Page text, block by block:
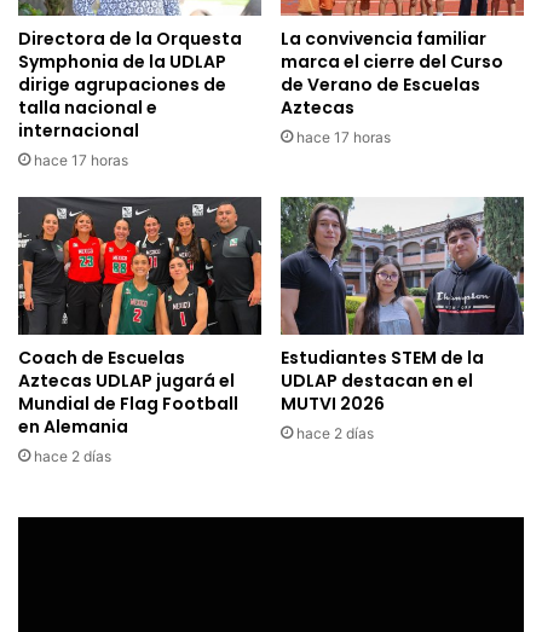
Directora de la Orquesta
Symphonia de la UDLAP
dirige agrupaciones de
talla nacional e
internacional
hace 17 horas
La convivencia familiar
marca el cierre del Curso
de Verano de Escuelas
Aztecas
hace 17 horas
Coach de Escuelas
Aztecas UDLAP jugará el
Mundial de Flag Football
en Alemania
hace 2 días
Estudiantes STEM de la
UDLAP destacan en el
MUTVI 2026
hace 2 días